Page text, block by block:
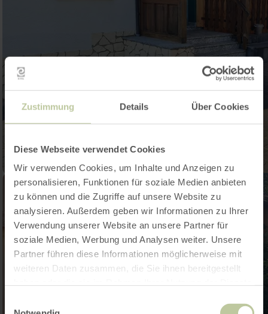
Zustimmung Details Über Cookies
Diese Webseite verwendet Cookies
Wir verwenden Cookies, um Inhalte und Anzeigen zu
personalisieren, Funktionen für soziale Medien anbieten
zu können und die Zugriffe auf unsere Website zu
analysieren. Außerdem geben wir Informationen zu Ihrer
Verwendung unserer Website an unsere Partner für
soziale Medien, Werbung und Analysen weiter. Unsere
Partner führen diese Informationen möglicherweise mit
weiteren Daten zusammen, die Sie ihnen bereitgestellt